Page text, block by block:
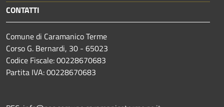
CONTATTI
Comune di Caramanico Terme
Corso G. Bernardi, 30 - 65023
Codice Fiscale: 00228670683
Partita IVA: 00228670683